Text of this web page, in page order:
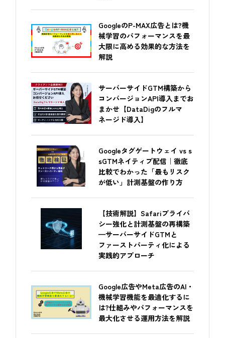
GoogleのP-MAX広告とは?機
械学習のパフォーマンスを最
大限に高める効果的な方法を
解説
サーバーサイドGTM構築から
コンバージョンAPI導入までお
まかせ【DataDigのフルマ
ネージド導入】
Googleタグゲートウェイ vs s
sGTMネイティブ配信｜徹底
比較でわかった「最もリスク
が低い」計測基盤の作り方
【技術解説】Safariプライバ
シー強化と計測基盤の再構築
—サーバーサイドGTMと
ファーストパーティ化による
実践的アプローチ
Google広告やMeta広告のAI・
機械学習機能を最適化するに
は?仕組みやパフォーマンスを
最大化させる運用方法を解説